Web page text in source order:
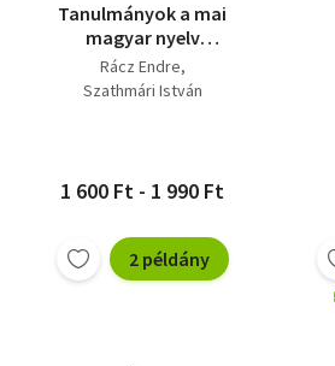
Tanulmányok a mai
magyar nyelv
mondattana köréből
Rácz Endre
Szathmári István
1 600 Ft - 1 990 Ft
2 példány